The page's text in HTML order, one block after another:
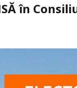
în